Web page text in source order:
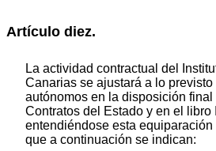
Artículo diez.
La actividad contractual del
Canarias se ajustará a lo
autónomos en la disposición
Contratos del Estado y en el libro
entendiéndose esta
que a continuación se indican: